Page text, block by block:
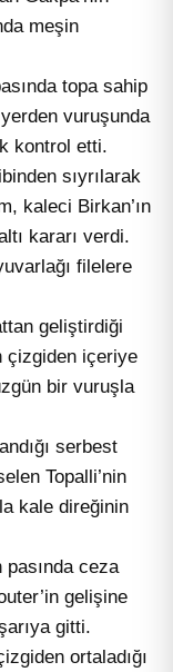
meşin
topa sahip
vuruşunda
kontrol etti.
sıyrılarak
kaleci Birkan’ın
kararı verdi.
filelere
geliştirdiği
çizgiden içeriye
bir vuruşla
serbest
Topalli’nin
kale direğinin
pasında ceza
gelişine
gitti.
ortaladığı